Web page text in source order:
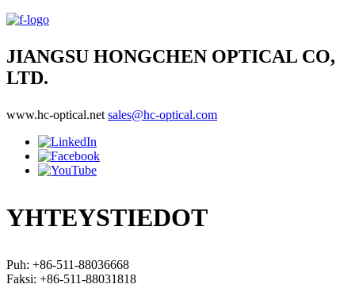
JIANGSU HONGCHEN OPTICAL CO,
LTD.
www.hc-optical.net sales@hc-optical.com
YHTEYSTIEDOT
Puh: +86-511-88036668
Faksi: +86-511-88031818